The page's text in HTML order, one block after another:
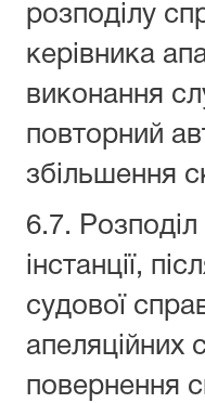
розподілу
керівника
виконання
повторний
збільшення
6.7.
інстанції,
судової
апеляційних
повернення